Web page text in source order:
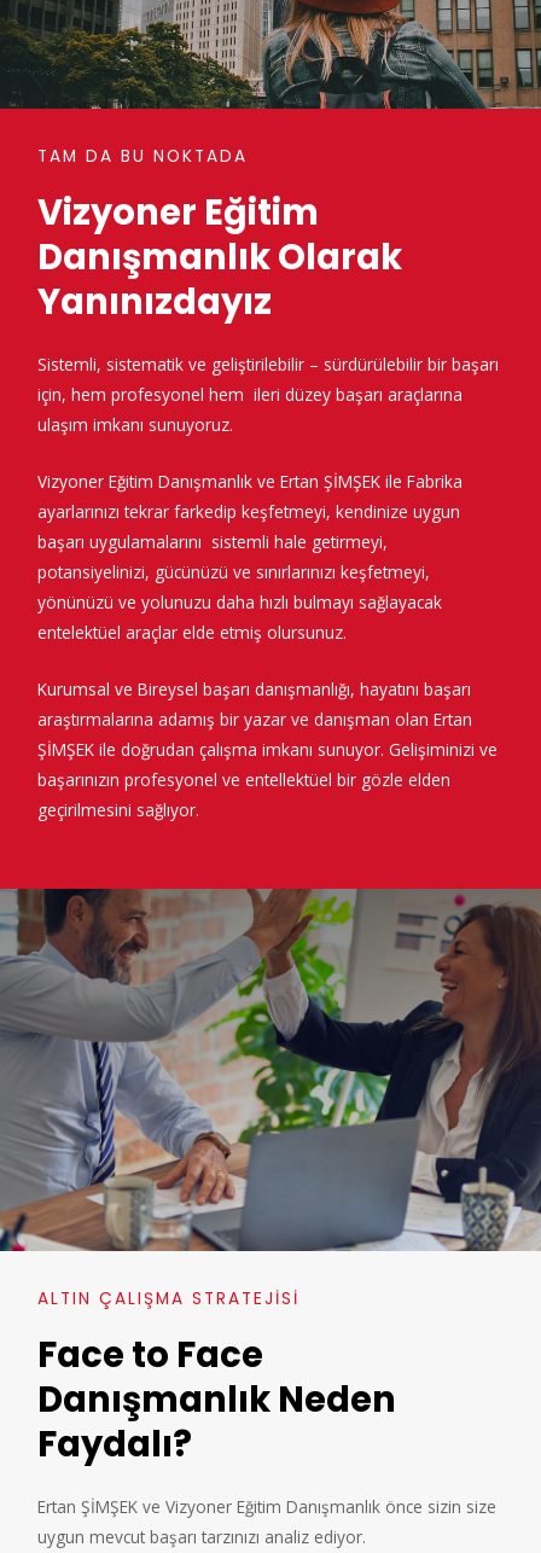
TAM DA BU NOKTADA
Vizyoner Eğitim
Danışmanlık Olarak
Yanınızdayız
Sistemli, sistematik ve geliştirilebilir – sürdürülebilir bir başarı
için, hem profesyonel hem ileri düzey başarı araçlarına
ulaşım imkanı sunuyoruz.
Vizyoner Eğitim Danışmanlık ve Ertan ŞİMŞEK ile Fabrika
ayarlarınızı tekrar farkedip keşfetmeyi, kendinize uygun
başarı uygulamalarını sistemli hale getirmeyi,
potansiyelinizi, gücünüzü ve sınırlarınızı keşfetmeyi,
yönünüzü ve yolunuzu daha hızlı bulmayı sağlayacak
entelektüel araçlar elde etmiş olursunuz.
Kurumsal ve Bireysel başarı danışmanlığı, hayatını başarı
araştırmalarına adamış bir yazar ve danışman olan Ertan
ŞİMŞEK ile doğrudan çalışma imkanı sunuyor. Gelişiminizi ve
başarınızın profesyonel ve entellektüel bir gözle elden
geçirilmesini sağlıyor.
ALTIN ÇALIŞMA STRATEJISI
Face to Face
Danışmanlık Neden
Faydalı?
Ertan ŞİMŞEK ve Vizyoner Eğitim Danışmanlık önce sizin size
uygun mevcut başarı tarzınızı analiz ediyor.